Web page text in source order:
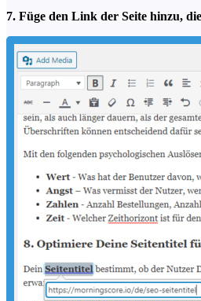
7. Füge den Link der Seite hinzu,